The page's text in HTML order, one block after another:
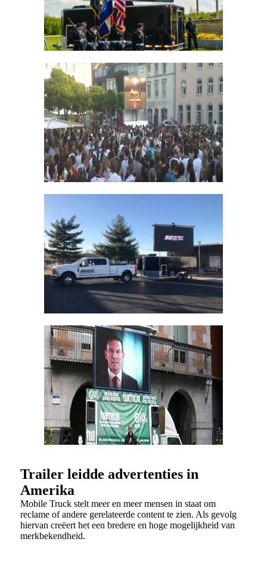
Trailer leidde advertenties in
Amerika
Mobile Truck stelt meer en meer mensen in staat om
reclame of andere gerelateerde content te zien. Als gevolg
hiervan creëert het een bredere en hoge mogelijkheid van
merkbekendheid.